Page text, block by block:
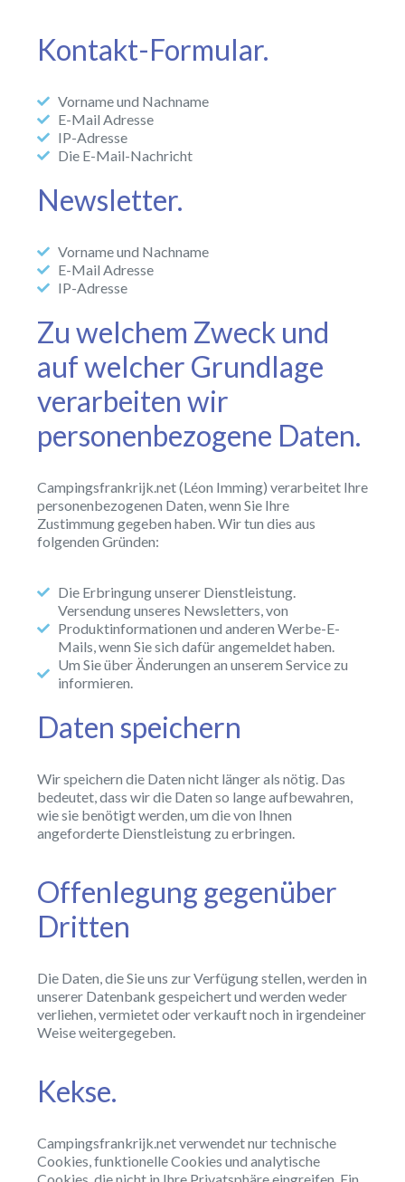
Kontakt-Formular.
Vorname und Nachname
E-Mail Adresse
IP-Adresse
Die E-Mail-Nachricht
Newsletter.
Vorname und Nachname
E-Mail Adresse
IP-Adresse
Zu welchem Zweck und
auf welcher Grundlage
verarbeiten wir
personenbezogene Daten.
Campingsfrankrijk.net (Léon Imming) verarbeitet Ihre
personenbezogenen Daten, wenn Sie Ihre
Zustimmung gegeben haben. Wir tun dies aus
folgenden Gründen:
Die Erbringung unserer Dienstleistung.
Versendung unseres Newsletters, von
Produktinformationen und anderen Werbe-E-
Mails, wenn Sie sich dafür angemeldet haben.
Um Sie über Änderungen an unserem Service zu
informieren.
Daten speichern
Wir speichern die Daten nicht länger als nötig. Das
bedeutet, dass wir die Daten so lange aufbewahren,
wie sie benötigt werden, um die von Ihnen
angeforderte Dienstleistung zu erbringen.
Offenlegung gegenüber
Dritten
Die Daten, die Sie uns zur Verfügung stellen, werden in
unserer Datenbank gespeichert und werden weder
verliehen, vermietet oder verkauft noch in irgendeiner
Weise weitergegeben.
Kekse.
Campingsfrankrijk.net verwendet nur technische
Cookies, funktionelle Cookies und analytische